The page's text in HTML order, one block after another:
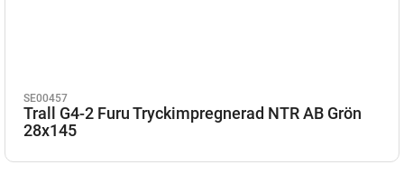
SE00457
Trall G4-2 Furu Tryckimpregnerad NTR AB Grön
28x145